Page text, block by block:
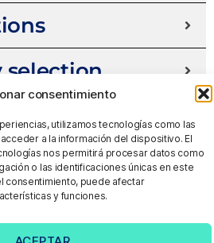
consentimiento
utilizamos tecnologías como las
a la información del dispositivo. El
nos permitirá procesar datos como
o las identificaciones únicas en este
consentimiento, puede afectar
y funciones.
ACEPTAR
selection
format
of team